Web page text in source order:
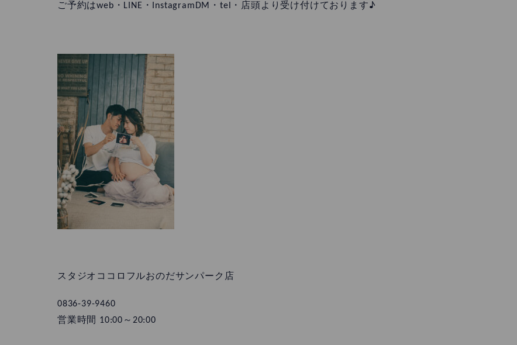
ご予約はweb・LINE・InstagramDM・tel・店頭より受け付けております♪
スタジオココロフルおのだサンパーク店
0836-39-9460
営業時間 10:00～20:00